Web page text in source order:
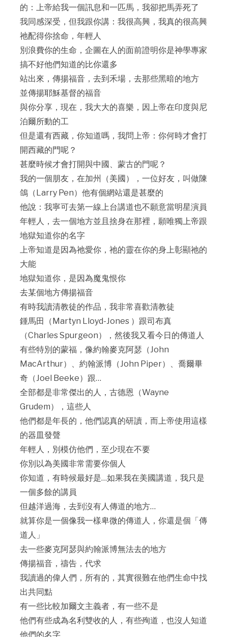
的：上帝給我一個訊息和一匹馬，我卻把馬弄死了
我同感深受，但我跟你講：我很高興，我真的很高興
祂配得你捨命，年輕人
別浪費你的生命，企圖在人的面前證明你是神學專家
搞不好他們知道的比你還多
站出來，傳揚福音，去到禾場，去那些黑暗的地方
並傳揚耶穌基督的福音
與你分享，現在，我大大的喜樂，因上帝在印度與尼
泊爾所動的工
但是還有西藏，你知道嗎，我問上帝：你何時才會打
開西藏的門呢？
甚麼時候才會打開與中國、蒙古的門呢？
我的一個朋友，在加州（美國），一位好友，叫做陳
鴿（Larry Pen）他有個網站還是甚麼的
他說：我寧可去第一線上台講道也不願意當明星演員
年輕人，去一個地方並且捨身在那裡，願唯獨上帝跟
地獄知道你的名字
上帝知道是因為祂愛你，祂的靈在你的身上彰顯祂的
大能
地獄知道你，是因為魔鬼恨你
去某個地方傳揚福音
有時我讀清教徒的作品，我非常喜歡清教徒
鍾馬田（Martyn Lloyd-Jones ）跟司布真
（Charles Spurgeon），然後我又看今日的傳道人
有些特別的蒙福，像約翰麥克阿瑟（John
MacArthur）、約翰派博（John Piper）、喬爾畢
奇（Joel Beeke）跟…
全部都是非常傑出的人，古德恩（Wayne
Grudem），這些人
他們都是年長的，他們認真的研讀，而上帝使用這樣
的器皿發聲
年輕人，別模仿他們，至少現在不要
你別以為美國非常需要你個人
你知道，有時候最好是…如果我在美國講道，我只是
一個多餘的講員
但越洋過海，去到沒有人傳道的地方…
就算你是一個像我一樣卑微的傳道人，你還是個「傳
道人」
去一些麥克阿瑟與約翰派博無法去的地方
傳揚福音，禱告，代求
我讀過的偉人們，所有的，其實很難在他們生命中找
出共同點
有一些比較加爾文主義者，有一些不是
他們有些成為名利雙收的人，有些殉道，也沒人知道
他們的名字